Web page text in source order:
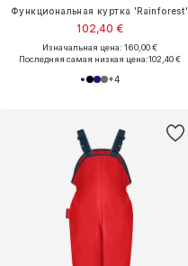
Функциональная куртка 'Rainforest'
102,40 €
Изначальная цена: 160,00 €
Последняя самая низкая цена:102,40 €
+4